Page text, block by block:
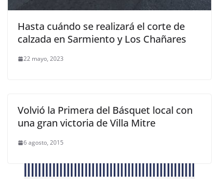
Hasta cuándo se realizará el corte de
calzada en Sarmiento y Los Chañares
22 mayo, 2023
Volvió la Primera del Básquet local con
una gran victoria de Villa Mitre
6 agosto, 2015